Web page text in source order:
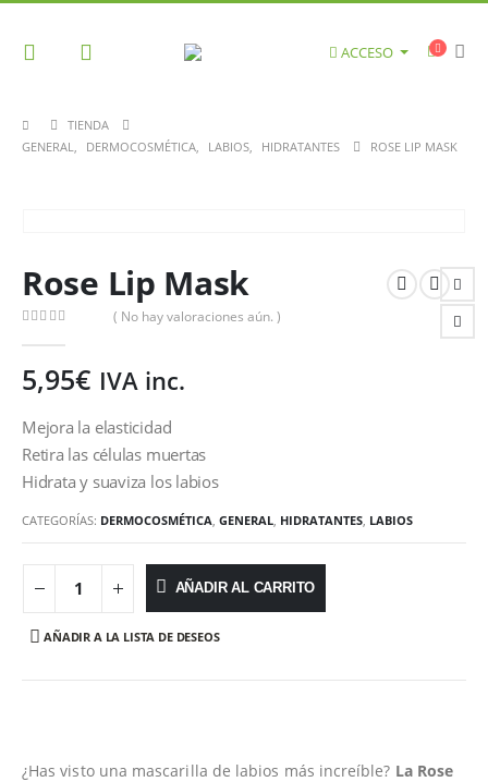
ACCESO
TIENDA
GENERAL, DERMOCOSMÉTICA, LABIOS, HIDRATANTES ROSE LIP MASK
Rose Lip Mask
( No hay valoraciones aún. )
5,95€ IVA inc.
Mejora la elasticidad
Retira las células muertas
Hidrata y suaviza los labios
CATEGORÍAS: DERMOCOSMÉTICA, GENERAL, HIDRATANTES, LABIOS
AÑADIR AL CARRITO
AÑADIR A LA LISTA DE DESEOS
¿Has visto una mascarilla de labios más increíble? La Rose